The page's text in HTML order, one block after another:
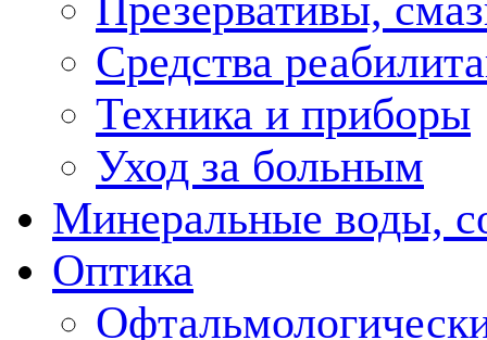
Средства
Техника и приборы
Уход за больным
Минеральные воды,
Оптика